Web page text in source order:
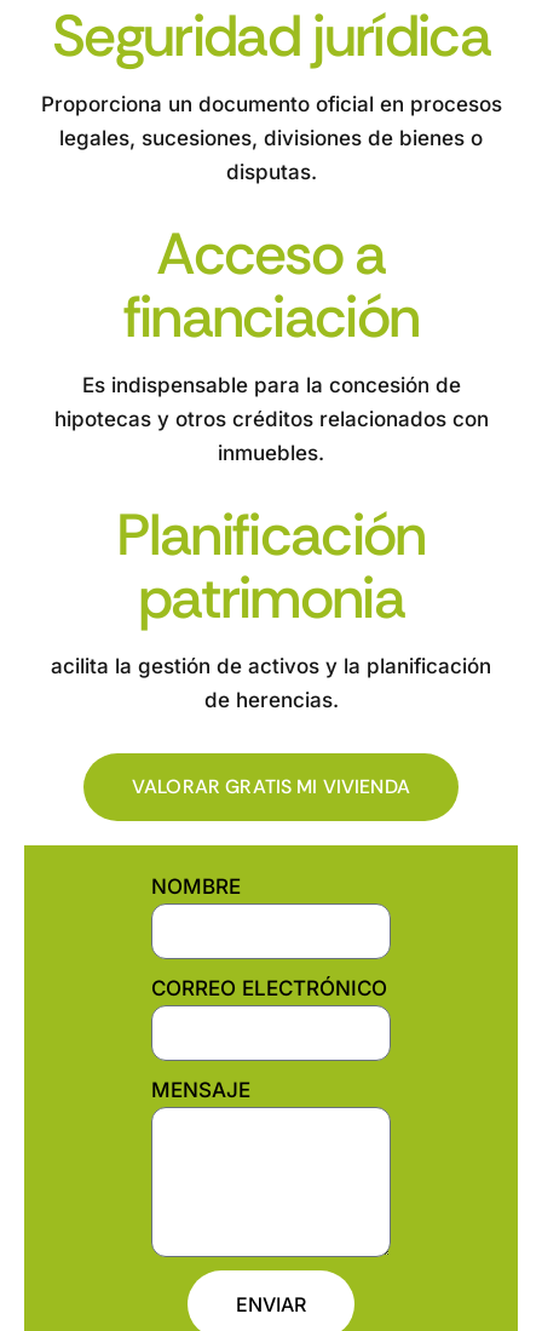
Seguridad jurídica
Proporciona un documento oficial en procesos
legales, sucesiones, divisiones de bienes o
disputas.
Acceso a
financiación
Es indispensable para la concesión de
hipotecas y otros créditos relacionados con
inmuebles.
Planificación
patrimonia
acilita la gestión de activos y la planificación
de herencias.
VALORAR GRATIS MI VIVIENDA
NOMBRE
CORREO ELECTRÓNICO
MENSAJE
ENVIAR